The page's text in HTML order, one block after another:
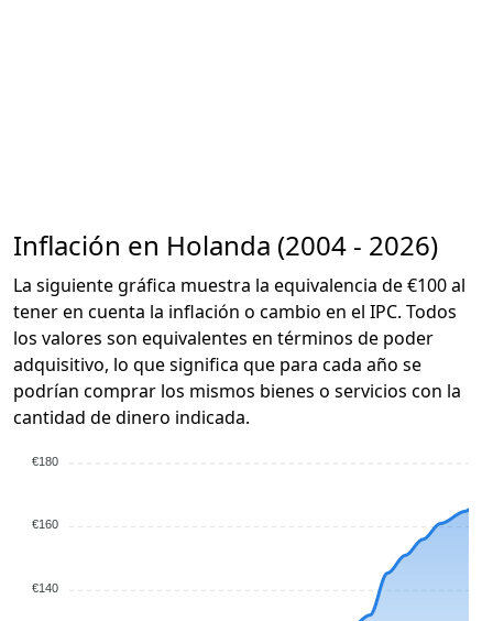
Inflación en Holanda (2004 - 2026)
La siguiente gráfica muestra la equivalencia de €100 al
tener en cuenta la inflación o cambio en el IPC. Todos
los valores son equivalentes en términos de poder
adquisitivo, lo que significa que para cada año se
podrían comprar los mismos bienes o servicios con la
cantidad de dinero indicada.
€180
€160
€140